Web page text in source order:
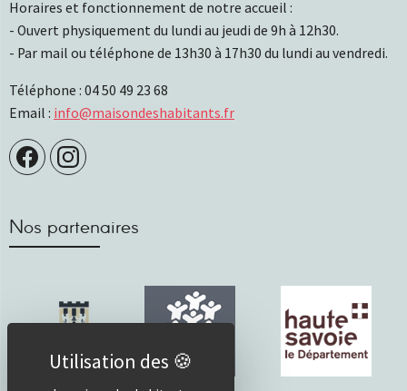
Horaires et fonctionnement de notre accueil :
- Ouvert physiquement du lundi au jeudi de 9h à 12h30.
- Par mail ou téléphone de 13h30 à 17h30 du lundi au vendredi.
Téléphone : 04 50 49 23 68
Email : info@maisondeshabitants.fr
Nos partenaires